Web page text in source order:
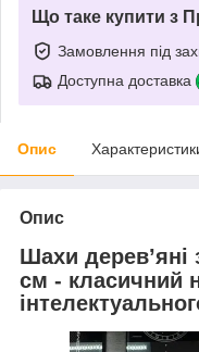
Що таке купити з
Замовлення під
Доступна доставка
Опис
Опис
Шахи дерев’яні
см - класичний